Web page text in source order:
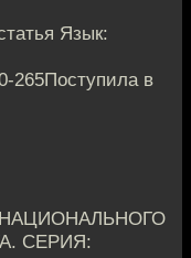
Язык:
265Поступила в
СЕРИЯ: